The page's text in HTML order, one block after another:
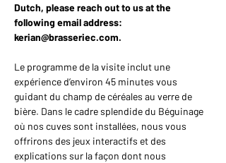
Dutch, please reach out to us at the
following email address:
kerian@brasseriec.com.
Le programme de la visite inclut une
expérience d’environ 45 minutes vous
guidant du champ de céréales au verre de
bière. Dans le cadre splendide du Béguinage
où nos cuves sont installées, nous vous
offrirons des jeux interactifs et des
explications sur la façon dont nous